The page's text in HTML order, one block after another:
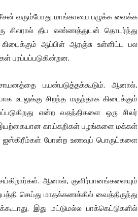
வரும்போது மாங்காயை பழுக்க வைக்க
சிலரால் தீய எண்ணத்துடன் தொடர்ந்து
ஆப்பிள் ஆரஞ்சு உள்ளிட்ட பல
பரப்பப்படுகின்றன.
பயன்படுத்தக்கூடும். ஆனால்,
சிறந்த மருந்தாக கிடைக்கும்
என்ற வதந்திகளை ஒரு சிலர்
இயற்கையான காய்கறிகள் பழங்களை மக்கள்
ஐஸ்கிரீம்கள் போன்ற உணவுப் பொருட்களை
ஆனால், குளிர்பானங்களையும்
செய்து மாதக்கணக்கில் வைத்திருந்து
இது மட்டுமல்ல பாக்கெட்டுகளில்